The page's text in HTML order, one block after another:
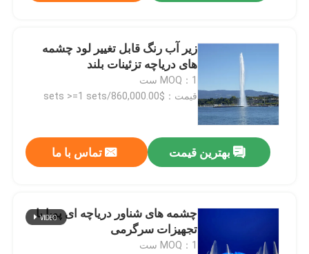
زیر آب رنگ قابل تغییر لود چشمه
های دریاچه تزئینات بلند
MOQ：1 ست
قیمت：$860,000.00/sets >=1 sets
بهترین قیمت تماس با ما
چشمه های شناور دریاچه ای پویا با
تجهیزات سرگرمی
MOQ：1 ست